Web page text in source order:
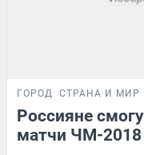
ГОРОД СТРАНА И МИР
Россияне
матчи ЧМ-2018